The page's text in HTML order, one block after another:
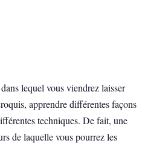
lequel vous viendrez laisser
apprendre différentes façons
techniques. De fait, une
de laquelle vous pourrez les